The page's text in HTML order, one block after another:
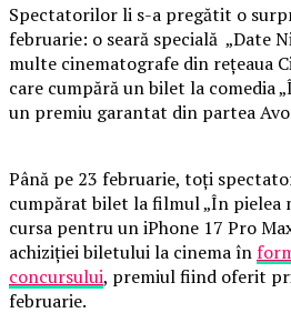
Spectatorilor li s-a pregătit o
februarie: o seară specială „Date
multe cinematografe din rețeaua
care cumpără un bilet la comedia
un premiu garantat din partea
Până pe 23 februarie, toți
cumpărat bilet la filmul „În pielea
cursa pentru un iPhone 17 Pro
achiziției biletului la cinema în
concursului, premiul fiind oferit
februarie.